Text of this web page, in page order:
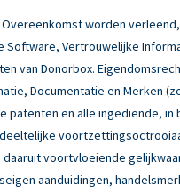
worden
Vertrouwelijke
van Donorbox.
Documentatie en Merken
en alle ingediende, in
voortvloeiende
aanduidingen,